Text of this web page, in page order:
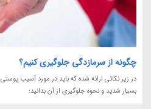
چگونه از سرمازدگی جلوگیری کنیم؟
در زیر نکاتی ارائه شده که باید در مورد آسیب
بسیار شدید و نحوه جلوگیری از آن بدانید: